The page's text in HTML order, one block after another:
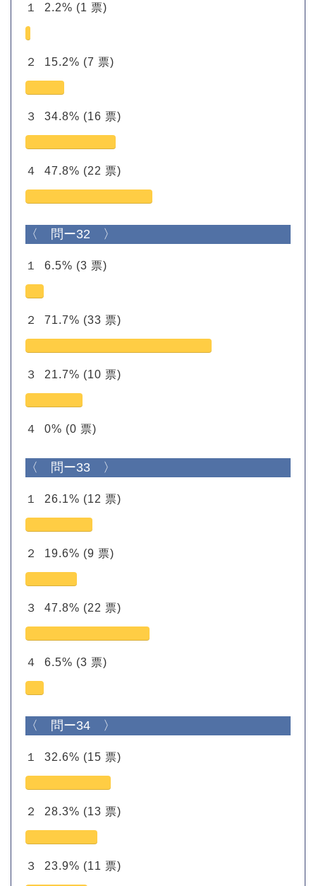
１ 2.2% (1 票)
２ 15.2% (7 票)
３ 34.8% (16 票)
４ 47.8% (22 票)
〈 問ー32 〉
１ 6.5% (3 票)
２ 71.7% (33 票)
３ 21.7% (10 票)
４ 0% (0 票)
〈 問ー33 〉
１ 26.1% (12 票)
２ 19.6% (9 票)
３ 47.8% (22 票)
４ 6.5% (3 票)
〈 問ー34 〉
１ 32.6% (15 票)
２ 28.3% (13 票)
３ 23.9% (11 票)